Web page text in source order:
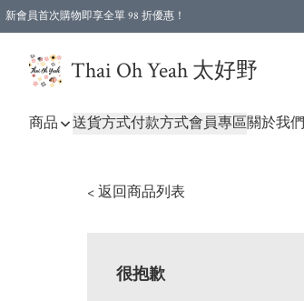
新會員首次購物即享全單 98 折優惠！
Thai Oh Yeah 太好野
商品 送貨方式付款方式會員專區關於我們
< 返回商品列表
很抱歉